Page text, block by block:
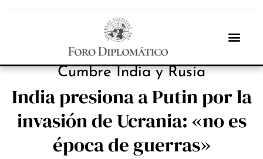
NOTICIAS
Cumbre India y Rusia
India presiona a Putin por la
invasión de Ucrania: «no es
época de guerras»